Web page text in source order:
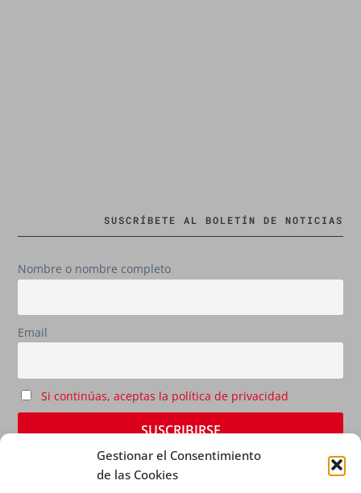
Gestionar el Consentimiento
de las Cookies
SUSCRÍBETE AL BOLETÍN DE NOTICIAS
Nombre o nombre completo
Email
Si continúas, aceptas la política de privacidad